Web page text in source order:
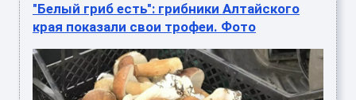
"Белый гриб есть": грибники Алтайского
края показали свои трофеи. Фото